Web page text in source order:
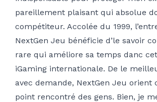
pareillement plaisant qui absolue
compétiteur. Accolée du 1999,
NextGen Jeu bénéficie d’le savoir
rare qui améliore sa temps danc
iGaming internationale. De le
avec demande, NextGen Jeu
point rencontré des gens. Bien, je